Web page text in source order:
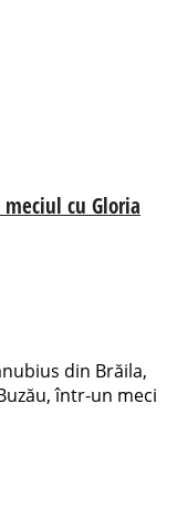
cu Gloria
din Brăila,
într-un meci